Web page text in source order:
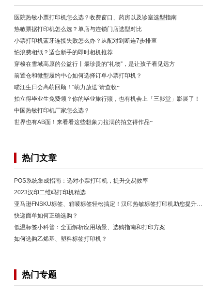
医院热敏小票打印机怎么选？收费窗口、药房以及诊室选型指南
热敏票据打印机怎么选？单店与连锁门店选型对比
小票打印机蓝牙连接失败怎么办？从配对到断连7步排查
怕浪费相纸？适合新手的即时相机推荐
穿梭在雪域高原的公益行丨最珍贵的“礼物”，是让孩子看见远方
前置仓和微型履约中心如何选择订单小票打印机？
喵汪生日会高萌回顾！“萌力放送”请查收~
拍立得毕业生免费领？你的毕业旅行照，也有机会上「三影堂」影展了！
中国热敏打印机厂家怎么选？
世界也有AB面！来看看这些想象力拉满的拍立得作品~
热门文章
POS系统集成指南：选对小票打印机，提升交易效率
2023汉印二维码打印机精选
快递面单如何正确选购？
低温标签小科普：全面解析应用场景、选购指南和打印方案
如何选购乙烯基、塑料标签打印机？
热门专题